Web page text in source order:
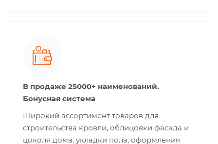
В продаже 25000+ наименований.
Бонусная система
Широкий ассортимент товаров для
строительства кровли, облицовки фасада и
цоколя дома, укладки пола, оформления